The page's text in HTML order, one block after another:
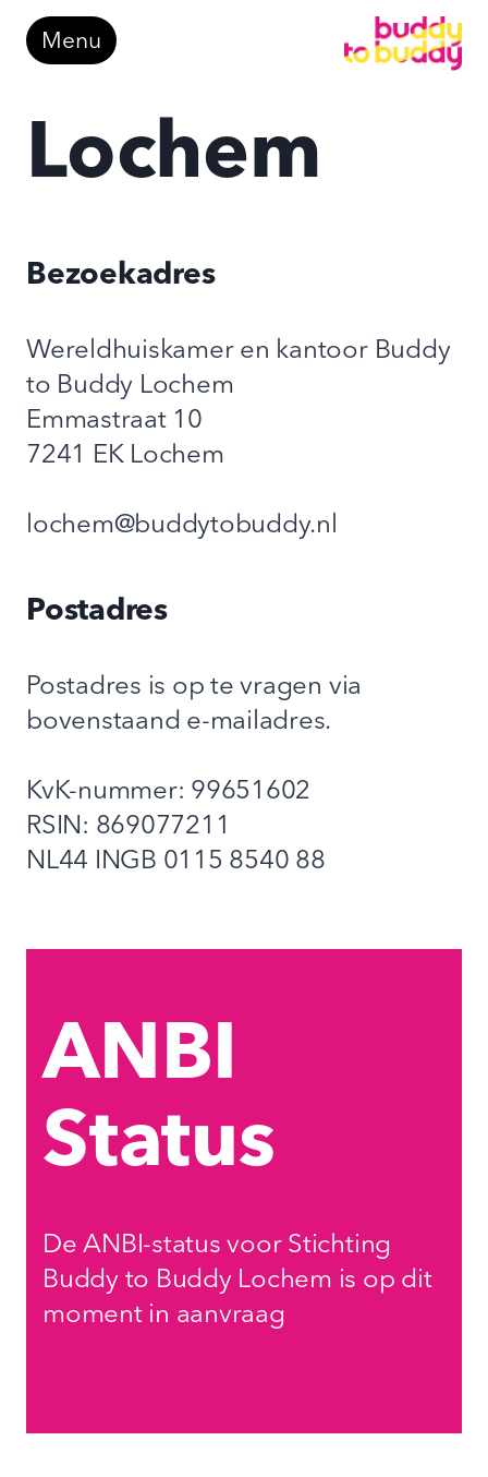
Doorgaan
naarMenu
Lochem
Bezoekadres
Wereldhuiskamer en kantoor Buddy
to Buddy Lochem
Emmastraat 10
7241 EK Lochem
lochem@buddytobuddy.nl
Postadres
Postadres is op te vragen via
bovenstaand e-mailadres.
KvK-nummer: 99651602
RSIN: 869077211
NL44 INGB 0115 8540 88
ANBI
Status
De ANBI-status voor Stichting
Buddy to Buddy Lochem is op dit
moment in aanvraag